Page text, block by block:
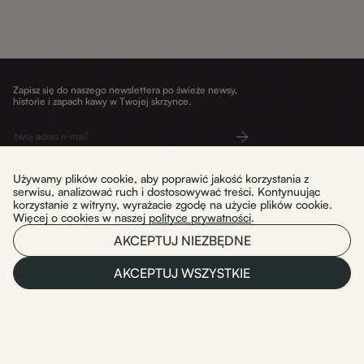
Zapisz się do naszego newslettera po świeże newsy,
historie i zapach kawy w Twojej skrzynce.
Wyślij
Dostawa i zwroty
Regulamin
Polityka prywatności
English
WYPAL TO. sp. z o.o.
ul. Mała 3/U2
Warszawa 03-423
NIP: 5214118463
Używamy plików cookie, aby poprawić jakość korzystania z
serwisu, analizować ruch i dostosowywać treści. Kontynuując
korzystanie z witryny, wyrażacie zgodę na użycie plików cookie.
Więcej o cookies w naszej polityce prywatności.
AKCEPTUJ NIEZBĘDNE
AKCEPTUJ WSZYSTKIE